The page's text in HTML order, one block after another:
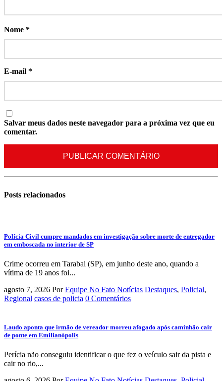
Nome *
E-mail *
Salvar meus dados neste navegador para a próxima vez que eu
comentar.
Posts relacionados
Polícia Civil cumpre mandados em investigação sobre morte de entregador
em emboscada no interior de SP
Crime ocorreu em Tarabai (SP), em junho deste ano, quando a
vítima de 19 anos foi...
agosto 7, 2026 Por Equipe No Fato Notícias Destaques, Policial,
Regional casos de policia 0 Comentários
Laudo aponta que irmão de vereador morreu afogado após caminhão cair
de ponte em Emilianópolis
Perícia não conseguiu identificar o que fez o veículo sair da pista e
cair no rio,...